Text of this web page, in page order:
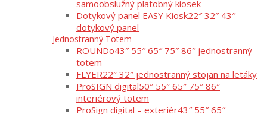
samoobslužný platobný kiosek
Dotykový panel EASY Kiosk22″ 32″ 43″
dotykový panel
Jednostranný Totem
ROUNDo43″ 55″ 65″ 75″ 86″ jednostranný
totem
FLYER22″ 32″ jednostranný stojan na letáky
ProSIGN digital50″ 55″ 65″ 75″ 86″
interiérový totem
ProSign digital – exteriér43″ 55″ 65″